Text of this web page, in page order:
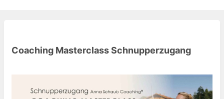
Coaching Masterclass Schnupperzugang